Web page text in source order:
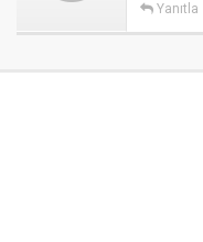
Yanıtla